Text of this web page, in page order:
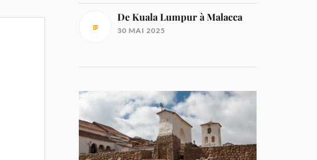
De Kuala Lumpur à Malacca
30 MAI 2025